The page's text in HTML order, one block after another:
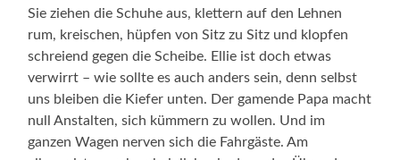
Sie ziehen die Schuhe aus, klettern auf den Lehnen
rum, kreischen, hüpfen von Sitz zu Sitz und klopfen
schreiend gegen die Scheibe. Ellie ist doch etwas
verwirrt – wie sollte es auch anders sein, denn selbst
uns bleiben die Kiefer unten. Der gamende Papa macht
null Anstalten, sich kümmern zu wollen. Und im
ganzen Wagen nerven sich die Fahrgäste. Am